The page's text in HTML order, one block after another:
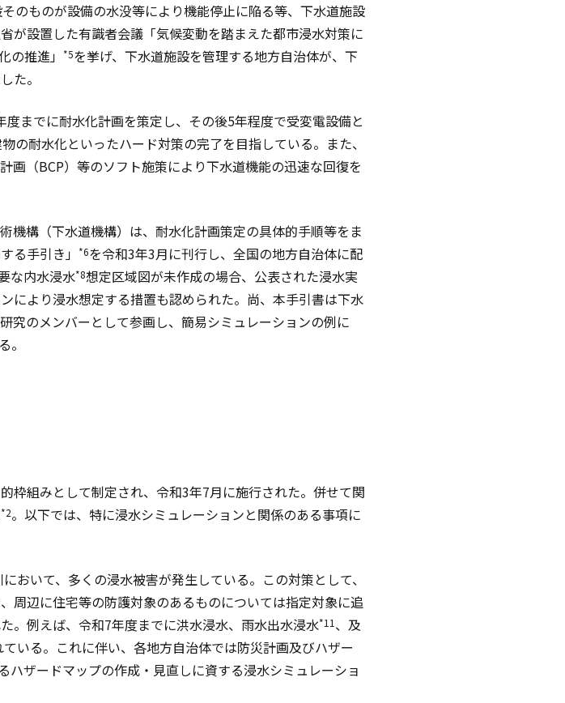
のものが設備の水没等により機能停止に陥る等、下水道施設
が設置した有識者会議「気候変動を踏まえた都市浸水対策に
の推進」 *5を挙げ、下水道施設を管理する地方自治体が、下
た。
までに耐水化計画を策定し、その後5年程度で受変電設備と
の耐水化といったハード対策の完了を目指している。また、
画（BCP）等のソフト施策により下水道機能の迅速な回復を
機構（下水道機構）は、耐水化計画策定の具体的手順等をま
る手引き」
*6を令和3年3月に刊行し、全国の地方自治体に配
な内水浸水*8想定区域図が未作成の場合、公表された浸水実
により浸水想定する措置も認められた。尚、本手引書は下水
究のメンバーとして参画し、簡易シミュレーションの例に
。
枠組みとして制定され、令和3年7月に施行された。併せて関
*2。以下では、特に浸水シミュレーションと関係のある事項に
おいて、多くの浸水被害が発生している。この対策として、
周辺に住宅等の防護対象のあるものについては指定対象に追
。例えば、令和7年度までに洪水浸水、雨水出水浸水*11 、及
いる。これに伴い、各地方自治体では防災計画及びハザー
ハザードマップの作成・見直しに資する浸水シミュレーショ